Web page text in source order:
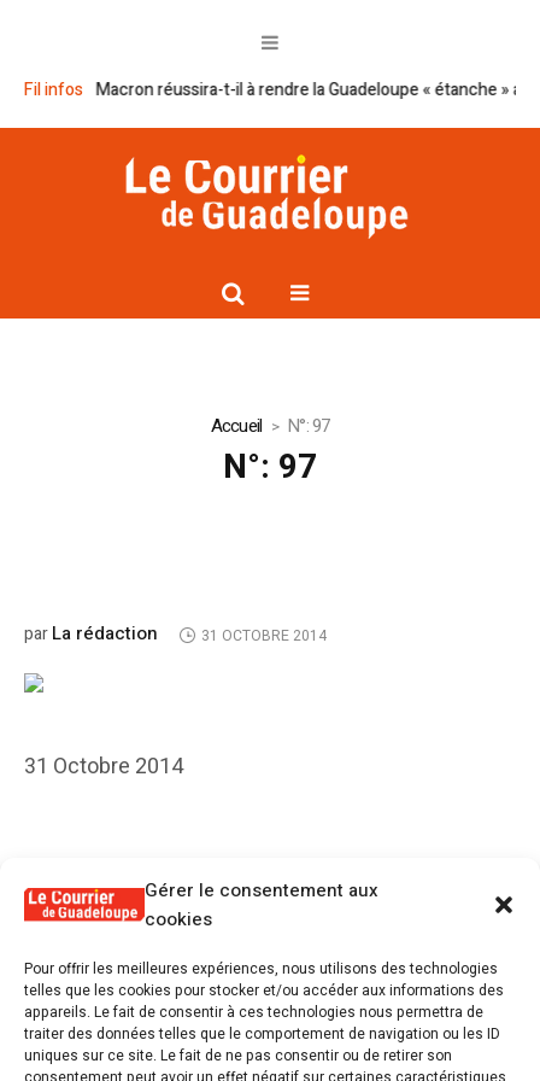
Gérer le consentement aux
cookies
Pour offrir les meilleures expériences, nous utilisons des technologies
telles que les cookies pour stocker et/ou accéder aux informations des
appareils. Le fait de consentir à ces technologies nous permettra de
traiter des données telles que le comportement de navigation ou les ID
uniques sur ce site. Le fait de ne pas consentir ou de retirer son
Fil infos
Le plan Macron réussira-t-il à rendre la Guadeloupe « étanche » au
Accueil N°: 97
N°: 97
parLa rédaction 31 OCTOBRE 2014
31 Octobre 2014
N°: 96
SUIVANT KIOSQUE